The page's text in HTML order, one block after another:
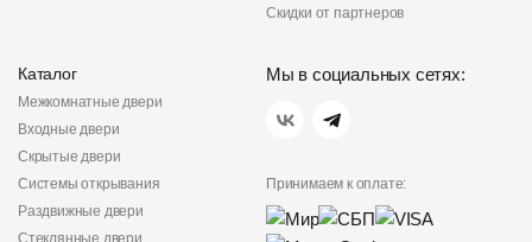
Скидки от партнеров
Каталог
Межкомнатные двери
Входные двери
Скрытые двери
Системы открывания
Раздвижные двери
Мы в социальных сетях:
Принимаем к оплате: